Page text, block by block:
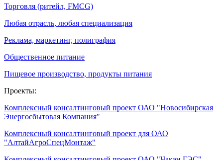
Торговля (ритейл, FMCG)
Любая отрасль, любая специализация
Реклама, маркетинг, полиграфия
Общественное питание
Пищевое производство, продукты питания
Проекты:
Комплексный консалтинговый проект ОАО "Новосибирская
Энергосбытовая Компания"
Комплексный консалтинговый проект для ОАО
"АлтайАгроСпецМонтаж"